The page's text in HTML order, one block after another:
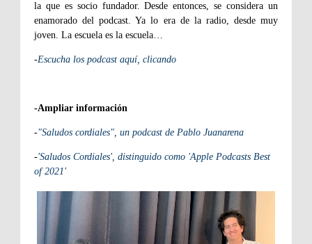
la que es socio fundador. Desde entonces, se considera un
enamorado del podcast. Ya lo era de la radio, desde muy
joven. La escuela es la escuela…
-Escucha los podcast aquí, clicando
-Ampliar información
-"Saludos cordiales", un podcast de Pablo Juanarena
-'Saludos Cordiales', distinguido como 'Apple Podcasts Best
of 2021'